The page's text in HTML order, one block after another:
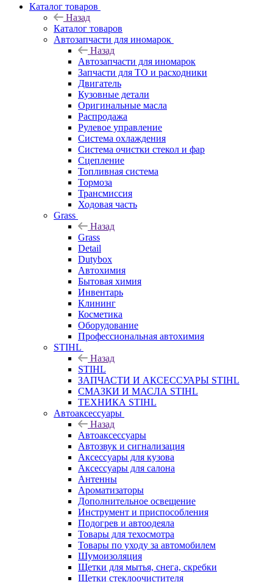
Каталог товаров
Назад
Каталог товаров
Автозапчасти для иномарок
Назад
Автозапчасти для иномарок
Запчасти для ТО и расходники
Двигатель
Кузовные детали
Оригинальные масла
Распродажа
Рулевое управление
Система охлаждения
Система очистки стекол и фар
Сцепление
Топливная система
Тормоза
Трансмиссия
Ходовая часть
Grass
Назад
Grass
Detail
Dutybox
Автохимия
Бытовая химия
Инвентарь
Клининг
Косметика
Оборудование
Профессиональная автохимия
STIHL
Назад
STIHL
ЗАПЧАСТИ И АКСЕССУАРЫ STIHL
СМАЗКИ И МАСЛА STIHL
ТЕХНИКА STIHL
Автоаксессуары
Назад
Автоаксессуары
Автозвук и сигнализация
Аксессуары для кузова
Аксессуары для салона
Антенны
Ароматизаторы
Дополнительное освещение
Инструмент и приспособления
Подогрев и автоодеяла
Товары для техосмотра
Товары по уходу за автомобилем
Шумоизоляция
Щетки для мытья, снега, скребки
Щетки стеклоочистителя